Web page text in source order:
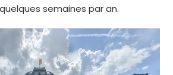
semaines par an.